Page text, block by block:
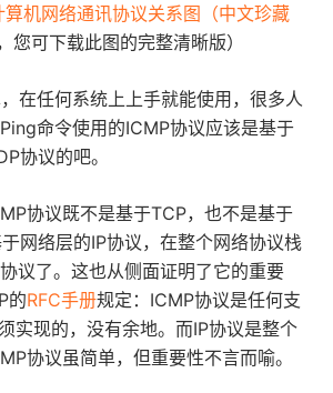
算机网络通讯协议关系图（中文珍藏
您可下载此图的完整清晰版）
在任何系统上上手就能使用，很多人
命令使用的ICMP协议应该是基于
协议的吧。
协议既不是基于TCP，也不是基于
网络层的IP协议，在整个网络协议栈
议了。这也从侧面证明了它的重要
的RFC手册规定：ICMP协议是任何支
实现的，没有余地。而IP协议是整个
协议虽简单，但重要性不言而喻。